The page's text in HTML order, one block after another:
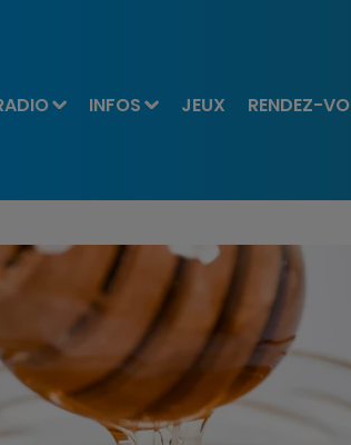
INFOS JEUX RENDEZ-